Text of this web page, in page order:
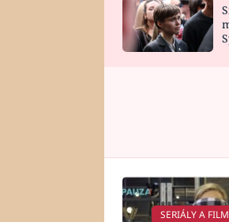
HOROSKOP NA
SERIÁLY A